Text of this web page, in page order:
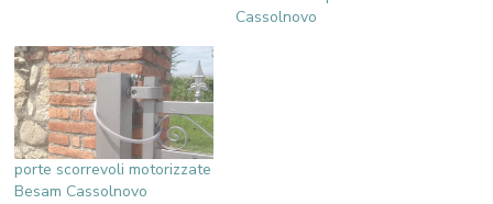
Cassolnovo
porte scorrevoli motorizzate
Besam Cassolnovo